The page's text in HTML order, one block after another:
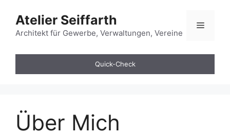
Inhalt
springen
Atelier Seiffarth
Architekt für Gewerbe, Verwaltungen, Vereine
Menü
Quick-Check
Über Mich